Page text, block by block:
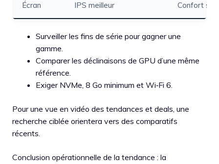
Écran IPS meilleur Confort
Surveiller les fins de série pour gagner une
gamme.
Comparer les déclinaisons de GPU d’une même
référence.
Exiger NVMe, 8 Go minimum et Wi‑Fi 6.
Pour une vue en vidéo des tendances et deals, une
recherche ciblée orientera vers des comparatifs
récents.
Conclusion opérationnelle de la tendance : la